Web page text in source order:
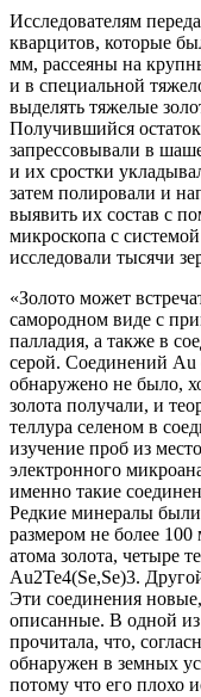
Исследователям
кварцитов, которые
мм, рассеяны на
и в специальной
выделять тяжелые
Получившийся
запрессовывали в
и их сростки
затем полировали и
выявить их состав с
микроскопа с
исследовали тысячи
«Золото может
самородном виде с
палладия, а также в
серой. Соединений Au
обнаружено не было,
золота получали, и
теллура селеном в
изучение проб из
электронного
именно такие
Редкие минералы
размером не более
атома золота, четыре
Au2Te4(Se,Se)3.
Эти соединения
описанные. В одной
прочитала, что,
обнаружен в земных
потому что его плохо